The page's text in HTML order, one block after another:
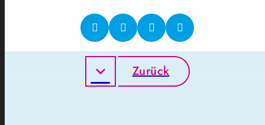
Zurück